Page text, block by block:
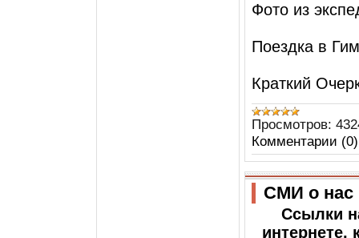
Фото из
Поездка в
Краткий
Просмотров:
Комментарии (0)
СМИ о нас
Ссылки
интернете,